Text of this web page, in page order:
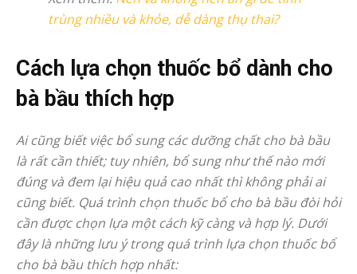
trùng nhiều và khỏe, dễ dàng thụ thai?
Cách lựa chọn thuốc bổ dành cho
bà bầu thích hợp
Ai cũng biết việc bổ sung các dưỡng chất cho bà bầu
là rất cần thiết; tuy nhiên, bổ sung như thế nào mới
đúng và đem lại hiệu quả cao nhất thì không phải ai
cũng biết. Quá trình chọn thuốc bổ cho bà bầu đòi hỏi
cần được chọn lựa một cách kỹ càng và hợp lý. Dưới
đây là những lưu ý trong quá trình lựa chọn thuốc bổ
cho bà bầu thích hợp nhất: